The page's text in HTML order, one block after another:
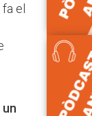
el